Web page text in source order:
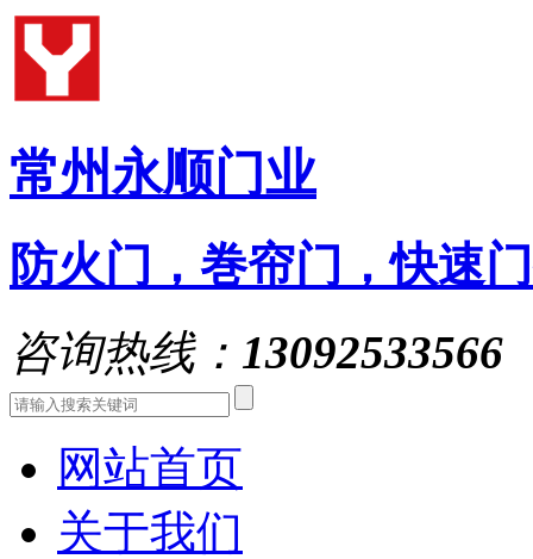
常州永顺门业
防火门，巻帘门，快速
咨询热线： 13092533566
网站首页
关于我们